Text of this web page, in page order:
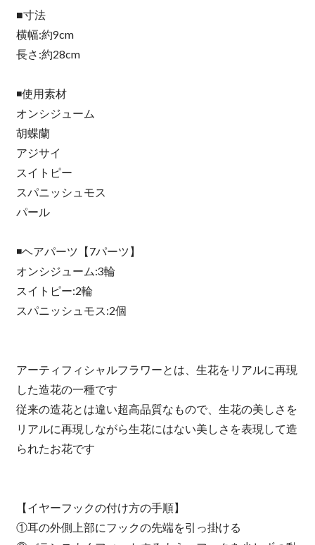
■寸法
横幅:約9cm
長さ:約28cm
◾️使用素材
オンシジューム
胡蝶蘭
アジサイ
スイトピー
スパニッシュモス
パール
◾️ヘアパーツ【7パーツ】
オンシジューム:3輪
スイトピー:2輪
スパニッシュモス:2個
アーティフィシャルフラワーとは、生花をリアルに再現
した造花の一種です
従来の造花とは違い超高品質なもので、生花の美しさを
リアルに再現しながら生花にはない美しさを表現して造
られたお花です
【イヤーフックの付け方の手順】
①耳の外側上部にフックの先端を引っ掛ける